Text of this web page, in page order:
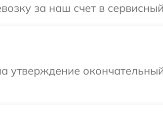
за наш счет в
утверждение